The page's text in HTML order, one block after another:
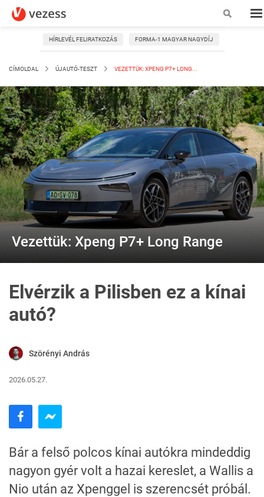
HÍRLEVÉL FELIRATKOZÁS FORMA-1 MAGYAR NAGYDÍJ
CÍMOLDAL ÚJAUTÓ-TESZT VEZETTÜK: XPENG P7+ LONG...
Vezettük: Xpeng P7+ Long Range
Elvérzik a Pilisben ez a kínai
autó?
Szörényi András
2026.05.27.
Bár a felső polcos kínai autókra mindeddig
nagyon gyér volt a hazai kereslet, a Wallis a
Nio után az Xpenggel is szerencsét próbál.